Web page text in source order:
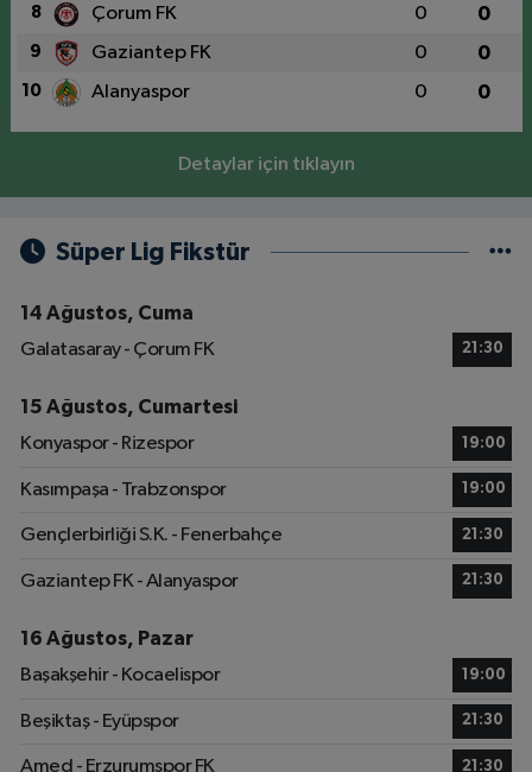
8 Çorum FK 0 0
9 Gaziantep FK 0 0
10 Alanyaspor 0 0
Detaylar için tıklayın
Süper Lig Fikstür
14 Ağustos, Cuma
Galatasaray - Çorum FK
21:30
15 Ağustos, Cumartesi
Konyaspor - Rizespor
19:00
Kasımpaşa - Trabzonspor 19:00
Gençlerbirliği S.K. - Fenerbahçe 21:30
Gaziantep FK - Alanyaspor 21:30
16 Ağustos, Pazar
Başakşehir - Kocaelispor
19:00
Beşiktaş - Eyüpspor 21:30
Amed - Erzurumspor FK 21:30